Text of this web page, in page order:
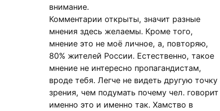
внимание.
Комментарии открыты, значит разные
мнения здесь желаемы. Кроме того,
мнение это не моё личное, а, повторяю,
80% жителей России. Естественно, такое
мнение не интересно пропагандистам,
вроде тебя. Легче не видеть другую точку
зрения, чем подумать почему чел. говорит
именно это и именно так. Хамство в